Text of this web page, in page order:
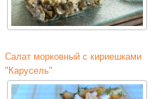
Салат морковный с кириешками
"Карусель"